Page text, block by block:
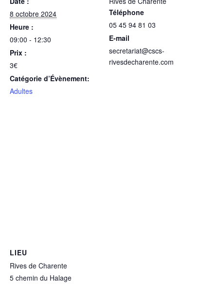
8 octobre 2024
Heure :
09:00 - 12:30
Prix :
3€
Catégorie d’Évènement:
Adultes
Téléphone
05 45 94 81 03
E-mail
secretariat@cscs-
rivesdecharente.com
LIEU
Rives de Charente
5 chemin du Halage